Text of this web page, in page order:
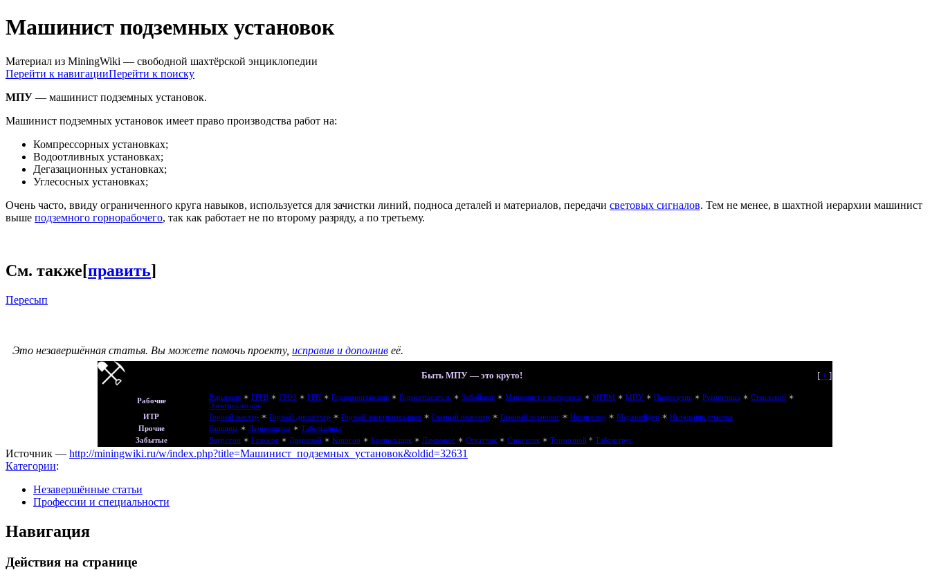
Машинист подземных установок
Материал из MiningWiki — свободной шахтёрской энциклопедии
Перейти к навигацииПерейти к поиску
МПУ — машинист подземных установок.
Машинист подземных установок имеет право производства работ на:
Компрессорных установках;
Водоотливных установках;
Дегазационных установках;
Углесосных установках;
Очень часто, ввиду ограниченного круга навыков, используется для зачистки линий, подноса деталей и материалов, передачи световых сигналов. Тем не менее, в шахтной иерархии машинист
выше подземного горнорабочего, так как работает не по второму разряду, а по третьему.
См. также[править]
Пересып
Это незавершённая статья. Вы можете помочь проекту, исправив и дополнив её.
[ + ]
Быть МПУ — это круто!
Рабочие Взрывник ✶ ГРГВ ✶ ГРОЗ ✶ ГРП ✶ Горномонтажник ✶ Горноспасатель ✶ Забойщик ✶ Машинист электровоза ✶ МГВМ ✶ МПУ ✶ Проходчик ✶ Рукоятчица ✶ Стволовой ✶
Электрослесарь
ИТР
Горный мастер ✶ Горный диспетчер ✶ Горный электромеханик ✶ Главный инженер ✶ Главный технолог ✶ Инспектор ✶ Маркшейдер ✶ Начальник участка
Прочие
Банщица ✶ Ламповщица ✶ Табельщица
Забытые
Ветрогон ✶ Газожог ✶ Дверовой ✶ Коногон ✶ Крепильщик ✶ Лампонос ✶ Откатчик ✶ Саночник ✶ Тормозной * Табакотрус
Источник — http://miningwiki.ru/w/index.php?title=Машинист_подземных_установок&oldid=32631
Категории:
Незавершённые статьи
Профессии и специальности
Навигация
Действия на странице